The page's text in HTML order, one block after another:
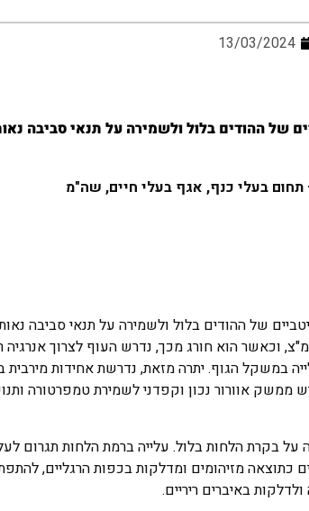
13/03/2024
של ההודים בלול ולשמירה על תנאי סביבה
תחום בעלי כנף, אגף בעלי חיים, שה"מ
של ההודים בלול ולשמירה על תנאי סביבה
העופות. התחום התרמוניטרלי של הודים מבוגרים נמצא בטווח של 13-24 מ"צ, וכאשר הוא חורג מכך, נדרש
במשקל הגוף. יתרה מזאת, נדרשת אחידות מירבית
אוורור נכון וקפדני לשמירת טמפרטורה
על בקרת הלחות בלול. עלייה ברמת הלחות תגרום
כתוצאה מזיהומים ומדלקות בכפות הרגליים,
באיברים ריריים.